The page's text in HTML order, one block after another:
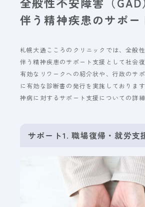
伴う精神疾患のサポー
札幌大通こころのクリニックでは、全般
伴う精神疾患のサポート支援として社会
有効なリワークへの紹介状や、行政のサ
に有効な診断書の発行を実施しておりま
神病に対するサポート支援についての詳細
サポート1. 職場復帰・就労支